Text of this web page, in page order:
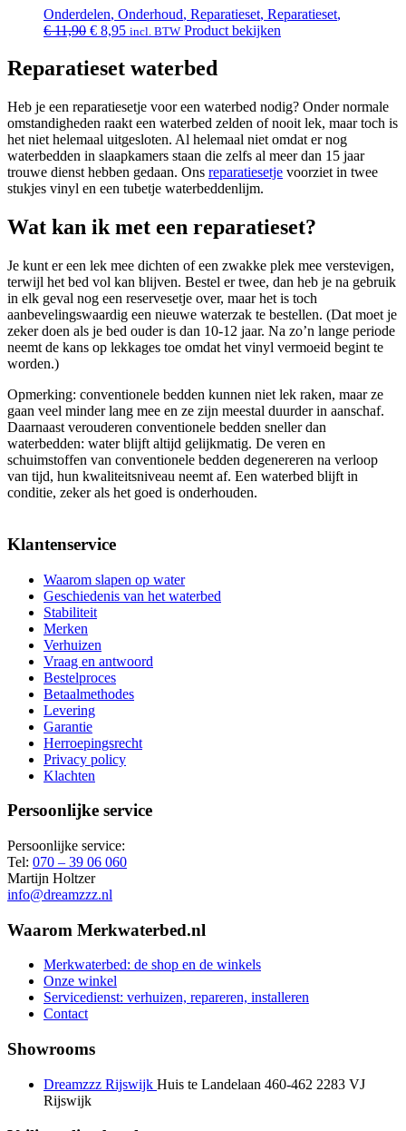
Onderdelen, Onderhoud, Reparatieset, Reparatieset,
€11,90 Oorspronkelijke
was:
€ 11,90.
€ 8,95Huidige
is:
€ 8,95.
incl. BTW Product bekijken
Reparatieset waterbed
Heb je een reparatiesetje voor een waterbed nodig? Onder normale
omstandigheden raakt een waterbed zelden of nooit lek, maar toch is
het niet helemaal uitgesloten. Al helemaal niet omdat er nog
waterbedden in slaapkamers staan die zelfs al meer dan 15 jaar
trouwe dienst hebben gedaan. Ons reparatiesetje voorziet in twee
stukjes vinyl en een tubetje waterbeddenlijm.
Wat kan ik met een reparatieset?
Je kunt er een lek mee dichten of een zwakke plek mee verstevigen,
terwijl het bed vol kan blijven. Bestel er twee, dan heb je na gebruik
in elk geval nog een reservesetje over, maar het is toch
aanbevelingswaardig een nieuwe waterzak te bestellen. (Dat moet je
zeker doen als je bed ouder is dan 10-12 jaar. Na zo’n lange periode
neemt de kans op lekkages toe omdat het vinyl vermoeid begint te
worden.)
Opmerking: conventionele bedden kunnen niet lek raken, maar ze
gaan veel minder lang mee en ze zijn meestal duurder in aanschaf.
Daarnaast verouderen conventionele bedden sneller dan
waterbedden: water blijft altijd gelijkmatig. De veren en
schuimstoffen van conventionele bedden degenereren na verloop
van tijd, hun kwaliteitsniveau neemt af. Een waterbed blijft in
conditie, zeker als het goed is onderhouden.
Klantenservice
Waarom slapen op water
Geschiedenis van het waterbed
Stabiliteit
Merken
Verhuizen
Vraag en antwoord
Bestelproces
Betaalmethodes
Levering
Garantie
Herroepingsrecht
Privacy policy
Klachten
Persoonlijke service
Persoonlijke service:
Tel: 070 – 39 06 060
Martijn Holtzer
info@dreamzzz.nl
Waarom Merkwaterbed.nl
Merkwaterbed: de shop en de winkels
Onze winkel
Servicedienst: verhuizen, repareren, installeren
Contact
Showrooms
Dreamzzz Rijswijk Huis te Landelaan 460-462 2283 VJ
Rijswijk